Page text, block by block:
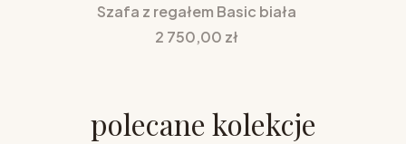
Szafa z regałem Basic biała
Cena
2 750,00 zł
polecane kolekcje